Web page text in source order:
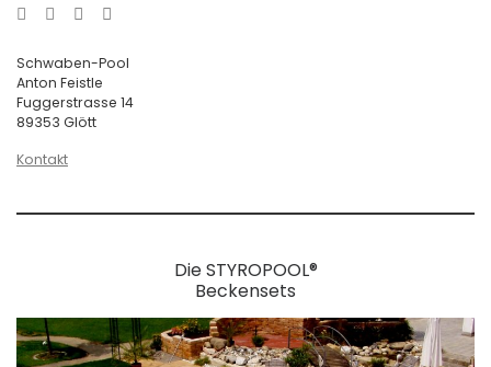
Schwaben-Pool
Anton Feistle
Fuggerstrasse 14
89353 Glött
Kontakt
Die STYROPOOL®
Beckensets